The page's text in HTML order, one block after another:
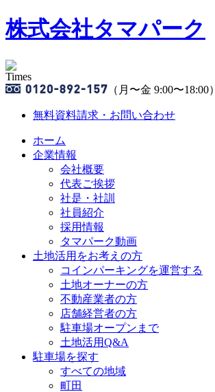
株式会社タマパーク
（月〜金 9:00〜18:00）
無料資料請求・お問い合わせ
ホーム
企業情報
会社概要
代表ご挨拶
社是・社訓
社員紹介
採用情報
タマパーク動画
土地活用をお考えの方
コインパーキングを運営する
土地オーナーの方
不動産業者の方
店舗経営者の方
駐車場オープンまで
土地活用Q&A
駐車場を探す
すべての地域
町田